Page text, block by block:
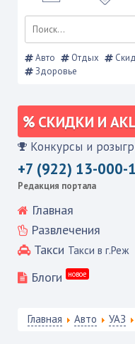
Авто Отдых
Здоровье
СКИДКИ И
Конкурсы и
+7 (922) 13-000-
Редакция портала
Главная
Развлечения
Такси Такси в г.Реж
Блоги
новое
Главная Авто УАЗ